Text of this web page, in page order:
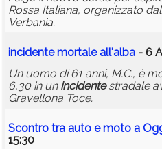
Rossa Italiana, organizzato
Verbania.
incidentemortale all'alba - 6
Un uomo di 61 anni, M.C., è
6,30 in un incidentestradale
Gravellona Toce.
Scontro tra auto e moto a
15:30